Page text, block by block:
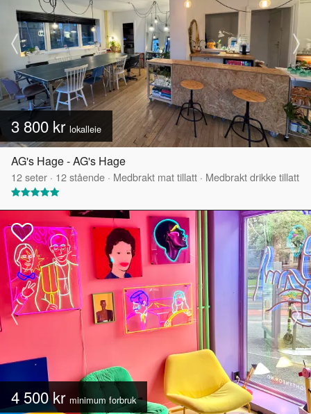
3 800 kr lokalleie
AG's Hage - AG's Hage
12seter · 12stående · Medbrakt mat tillatt · Medbrakt drikke tillatt
4 500 kr minimum forbruk